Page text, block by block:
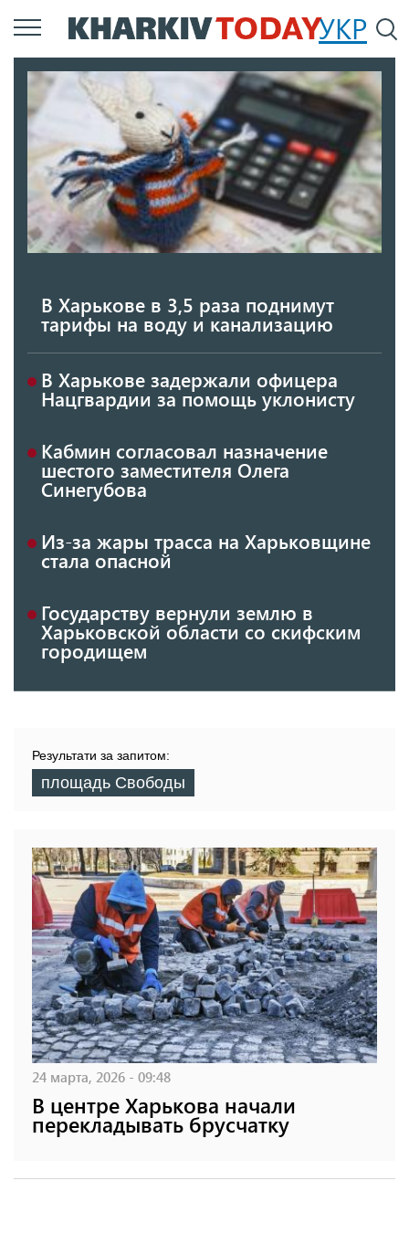
Перейти
к
содержанию
УКР
В Харькове в 3,5 раза поднимут
тарифы на воду и канализацию
В Харькове задержали офицера
Нацгвардии за помощь уклонисту
Кабмин согласовал назначение
шестого заместителя Олега
Синегубова
Из-за жары трасса на Харьковщине
стала опасной
Государству вернули землю в
Харьковской области со скифским
городищем
Результати за запитом:
площадь Свободы
24 марта, 2026 - 09:48
В центре Харькова начали
перекладывать брусчатку